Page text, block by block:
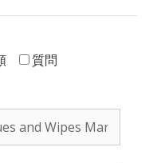
質問